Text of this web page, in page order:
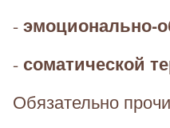
- эмоционально-
- соматической
Обязательно